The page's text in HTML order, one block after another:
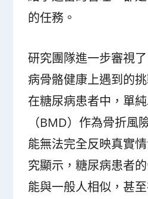
的任務。
研究團隊進一步審視
病骨骼健康上遇到的
在糖尿病患者中，單純
（BMD）作為骨折風
能無法完全反映真實
究顯示，糖尿病患者
能與一般人相似，甚